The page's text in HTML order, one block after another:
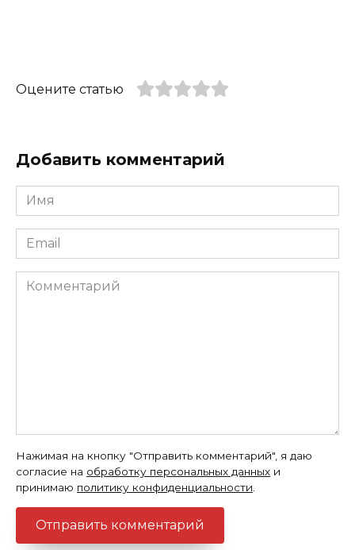
Оцените статью
Добавить комментарий
Имя
*
Email
*
Комментарий
Нажимая на кнопку "Отправить комментарий", я даю
согласие на обработку персональных данных и
принимаю политику конфиденциальности.